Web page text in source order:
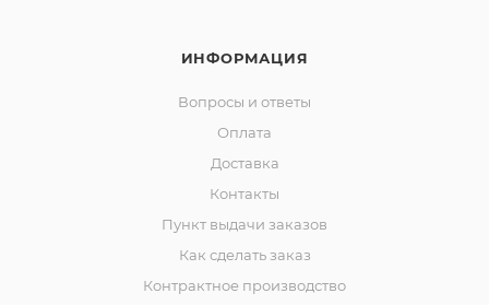
ИНФОРМАЦИЯ
Вопросы и ответы
Оплата
Доставка
Контакты
Пункт выдачи заказов
Как сделать заказ
Контрактное производство